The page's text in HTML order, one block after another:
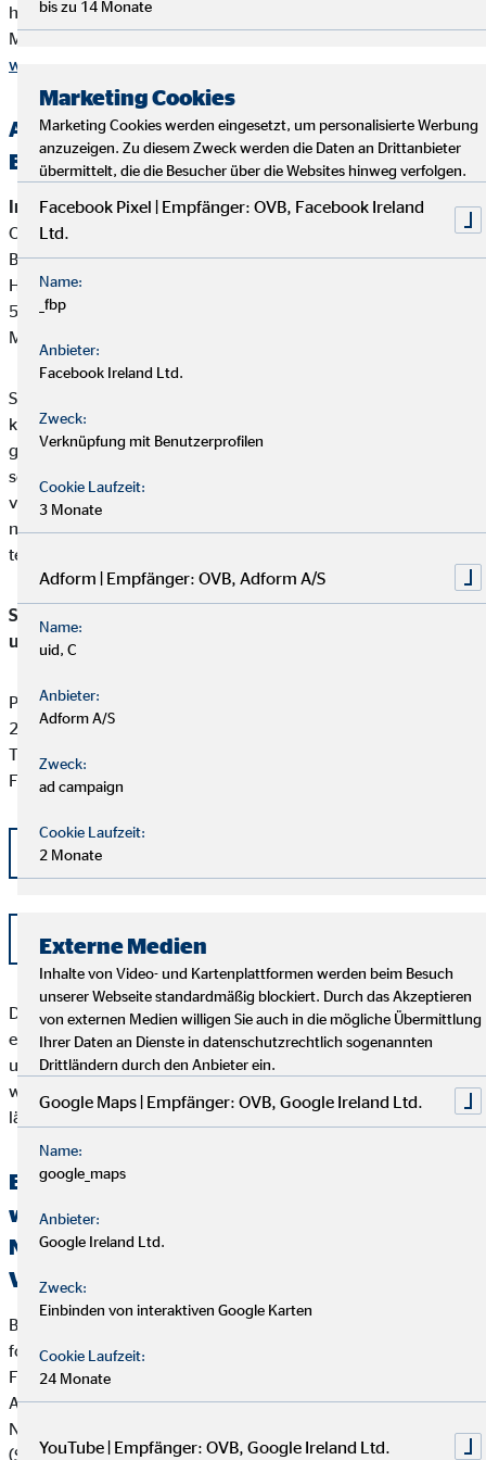
höchstens 60 Cent/Anruf aus Mobilfunknetzen)
Mail
www.dihk.de
Alternative Streitbeilegung —
Beschwerde-/Schlichtungsstellen
Interne Beschwerdestelle:
OVB Vermögensberatung AG
Bereich Außendienstbetreuung
Heumarkt 1
50667 Köln
Mail:
Sofern im Falle einer Kundenbeschwerde ausnahmsweise
keine einvernehmliche Lösung mit unserem Unternehmen
gefunden werden kann, ist unser Unternehmen bereit und
sofern die Kundenbeschwerde Versicherungsprodukte betrifft,
verpflichtet, an einem Streitbeilegungsverfahren vor der
nachstehenden anerkannten Verbraucherschlichtungsstelle
teilzunehmen:
Schlichtungsstelle für gewerbliche Versicherungs-, Anlage-
und Kreditvermittlung
Postfach 101424
20009 Hamburg
Tel: +49 (0) 40 -696 508 - 90
Fax: +49 (0) 40 - 696 508 -91
kontakt@schlichtung-finanzberatung.de
www.schlichtung-finanzberatung.de
Der Kunde sollte beachten, dass das Schlichtungsverfahren
erst angerufen werden kann, wenn seiner Beschwerde durch
unser Unternehmen nicht zu seiner Zufriedenheit abgeholfen
werden konnte, oder unser Unternehmen seine Beschwerde
länger als zwei Monate nicht bearbeitet hat.
Erklärung über die Berücksichtigung der
wichtigsten nachteiligen Auswirkungen auf
Nachhaltigkeitsfaktoren bei der
Versicherungs- und Finanzanlagenberatung
Bei der Beratung zu Versicherungsanlageprodukten (z.B.
fondsgebundenen Lebens- und Rentenversicherungen) und
Finanzanlageprodukten verfolgt die OVB Vermögensberatung
AG die folgende Strategie zur Berücksichtigung von
Nachhaltigkeitsaspekten wie Umwelt (Environment), Soziales
(Social) und verantwortungsvolle Unternehmensführung
bis zu 14 Monate
Marketing Cookies
Marketing Cookies werden eingesetzt, um personalisierte Werbung
anzuzeigen. Zu diesem Zweck werden die Daten an Drittanbieter
übermittelt, die die Besucher über die Websites hinweg verfolgen.
Facebook Pixel | Empfänger: OVB, Facebook Ireland
Ltd.
Name:
_fbp
Anbieter:
Facebook Ireland Ltd.
Zweck:
Verknüpfung mit Benutzerprofilen
Cookie Laufzeit:
3 Monate
Adform | Empfänger: OVB, Adform A/S
Name:
uid, C
Anbieter:
Adform A/S
Zweck:
ad campaign
Cookie Laufzeit:
2 Monate
Externe Medien
Inhalte von Video- und Kartenplattformen werden beim Besuch
unserer Webseite standardmäßig blockiert. Durch das Akzeptieren
von externen Medien willigen Sie auch in die mögliche Übermittlung
Ihrer Daten an Dienste in datenschutzrechtlich sogenannten
Drittländern durch den Anbieter ein.
Google Maps | Empfänger: OVB, Google Ireland Ltd.
Name:
google_maps
Anbieter:
Google Ireland Ltd.
Zweck:
Einbinden von interaktiven Google Karten
Cookie Laufzeit:
24 Monate
YouTube | Empfänger: OVB, Google Ireland Ltd.